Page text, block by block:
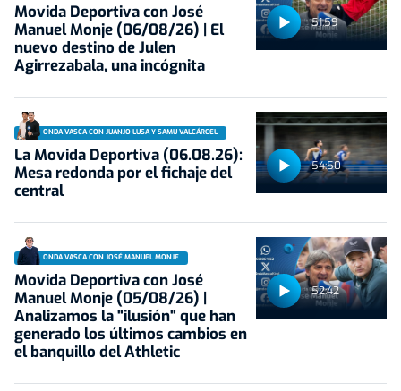
51:59
Movida Deportiva con José
Manuel Monje (06/08/26) | El
nuevo destino de Julen
Agirrezabala, una incógnita
54:50
ONDA VASCA CON JUANJO LUSA Y SAMU VALCÁRCEL
La Movida Deportiva (06.08.26):
Mesa redonda por el fichaje del
central
52:42
ONDA VASCA CON JOSÉ MANUEL MONJE
Movida Deportiva con José
Manuel Monje (05/08/26) |
Analizamos la "ilusión" que han
generado los últimos cambios en
el banquillo del Athletic